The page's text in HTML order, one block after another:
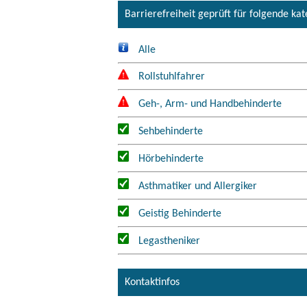
Barrierefreiheit geprüft für folgende
Alle
Rollstuhlfahrer
Geh-, Arm- und Handbehinderte
Sehbehinderte
Hörbehinderte
Asthmatiker und Allergiker
Geistig Behinderte
Legastheniker
Kontaktinfos